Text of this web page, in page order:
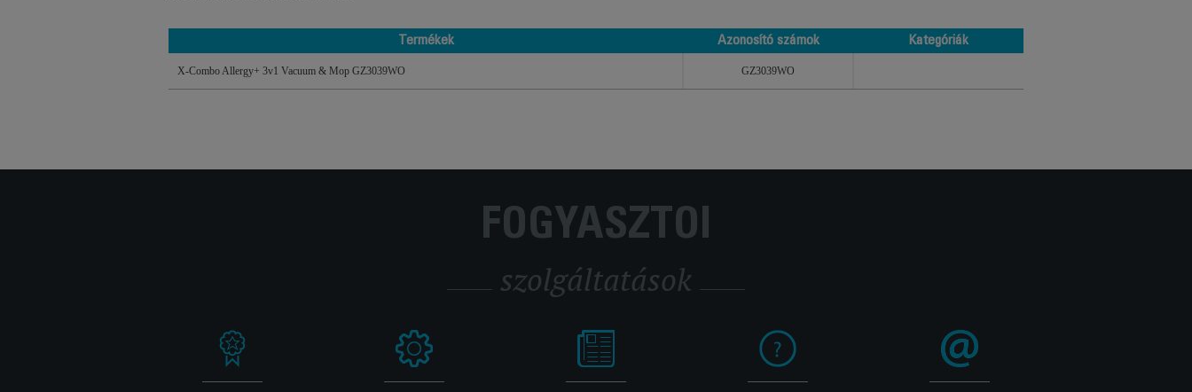
Termékek Azonosító számok
Kategóriák
X-Combo Allergy+ 3v1 Vacuum & Mop GZ3039WO GZ3039WO
FOGYASZTÓI
szolgáltatások